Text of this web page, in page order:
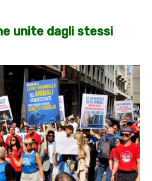
unite dagli stessi